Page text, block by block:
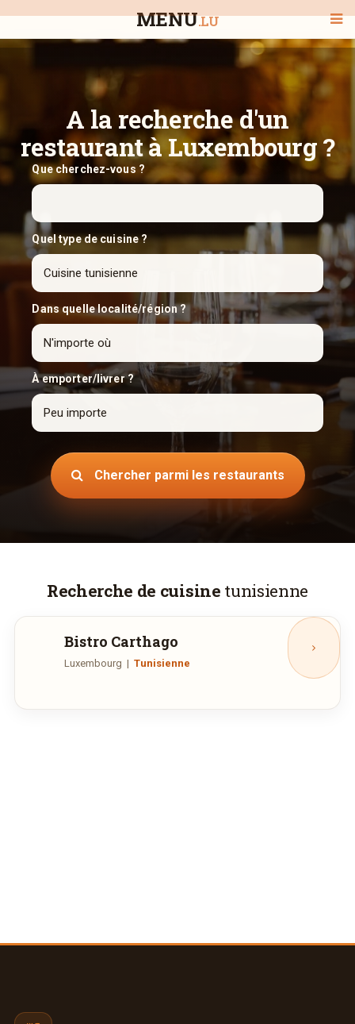
MENU.LU
TOUS LES RESTAURANTS
A la recherche d'un
restaurant à Luxembourg ?
Que cherchez-vous ?
Quel type de cuisine ?
Dans quelle localité/région ?
À emporter/livrer ?
Chercher parmi les restaurants
Recherche de cuisine tunisienne
Bistro Carthago
Luxembourg | Tunisienne